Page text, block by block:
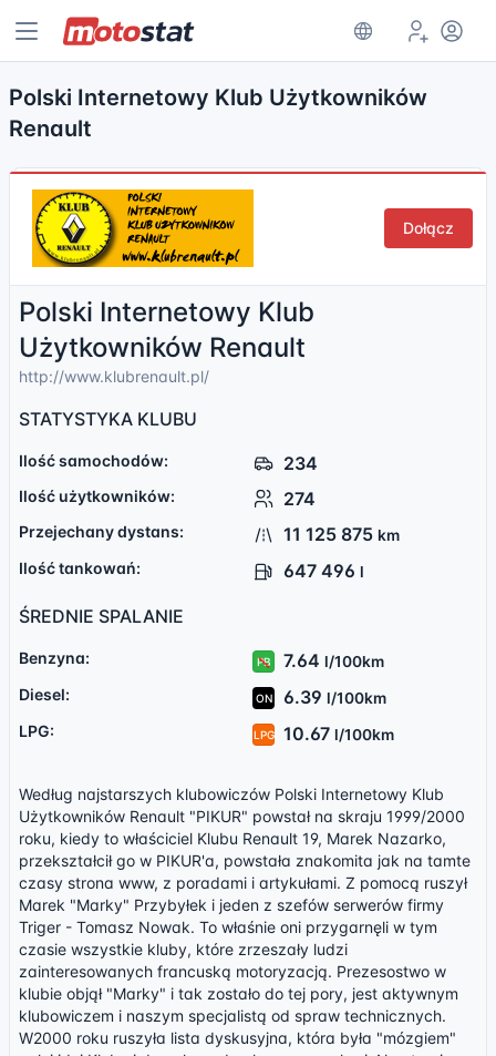
Polski Internetowy Klub Użytkowników
Renault
Dołącz
Polski Internetowy Klub
Użytkowników Renault
http://www.klubrenault.pl/
STATYSTYKA KLUBU
Ilość samochodów: 234
Ilość użytkowników: 274
Przejechany dystans: 11 125 875 km
Ilość tankowań: 647 496 l
ŚREDNIE SPALANIE
Benzyna: PB 7.64 l/100km
Diesel: ON 6.39 l/100km
LPG: LPG 10.67 l/100km
Według najstarszych klubowiczów Polski Internetowy Klub
Użytkowników Renault "PIKUR" powstał na skraju 1999/2000
roku, kiedy to właściciel Klubu Renault 19, Marek Nazarko,
przekształcił go w PIKUR'a, powstała znakomita jak na tamte
czasy strona www, z poradami i artykułami. Z pomocą ruszył
Marek "Marky" Przybyłek i jeden z szefów serwerów firmy
Triger - Tomasz Nowak. To właśnie oni przygarnęli w tym
czasie wszystkie kluby, które zrzeszały ludzi
zainteresowanych francuską motoryzacją. Prezesostwo w
klubie objął "Marky" i tak zostało do tej pory, jest aktywnym
klubowiczem i naszym specjalistą od spraw technicznych.
W2000 roku ruszyła lista dyskusyjna, która była "mózgiem"